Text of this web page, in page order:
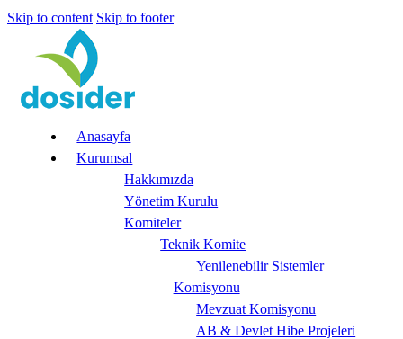
Skip to content Skip to footer
Anasayfa
Kurumsal
Hakkımızda
Yönetim Kurulu
Komiteler
Teknik Komite
Yenilenebilir Sistemler
Komisyonu
Mevzuat Komisyonu
AB & Devlet Hibe Projeleri